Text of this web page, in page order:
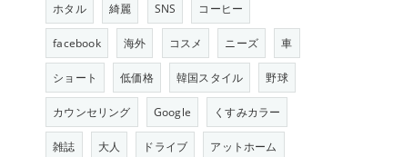
ホタル 綺麗 SNS コーヒー
facebook 海外 コスメ ニーズ 車
ショート 低価格 韓国スタイル 野球
カウンセリング Google くすみカラー
雑誌 大人 ドライブ アットホーム